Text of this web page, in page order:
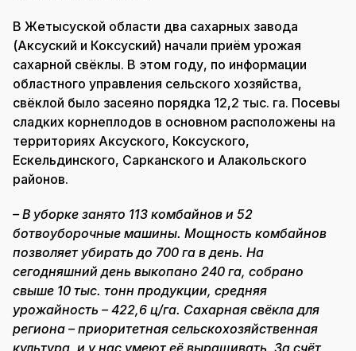
В Жетысуской области два сахарных завода
(Аксуский и Коксуский) начали приём урожая
сахарной свёклы. В этом году, по информации
областного управления сельского хозяйства,
свёклой было засеяно порядка 12,2 тыс. га. Посевы
сладких корнеплодов в основном расположены на
территориях Аксуского, Коксуского,
Ескельдинского, Сарканского и Алакольского
районов.
– В уборке занято 113 комбайнов и 52
ботвоуборочные машины. Мощность комбайнов
позволяет убирать до 700 га в день. На
сегодняшний день выкопано 240 га, собрано
свыше 10 тыс. тонн продукции, средняя
урожайность – 422,6 ц/га. Сахарная свёкла для
региона – приоритетная сельскохозяйственная